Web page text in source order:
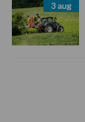
3 aug